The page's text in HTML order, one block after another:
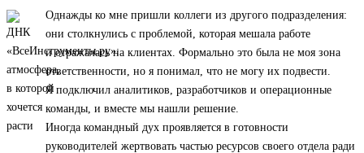
Однажды ко мне пришли коллеги из другого подразделения:
они столкнулись с проблемой, которая мешала работе
и отражалась на клиентах. Формально это была не моя зона
ответственности, но я понимал, что не могу их подвести.
Я подключил аналитиков, разработчиков и операционные
команды, и вместе мы нашли решение.
Иногда командный дух проявляется в готовности
руководителей жертвовать частью ресурсов своего отдела ради